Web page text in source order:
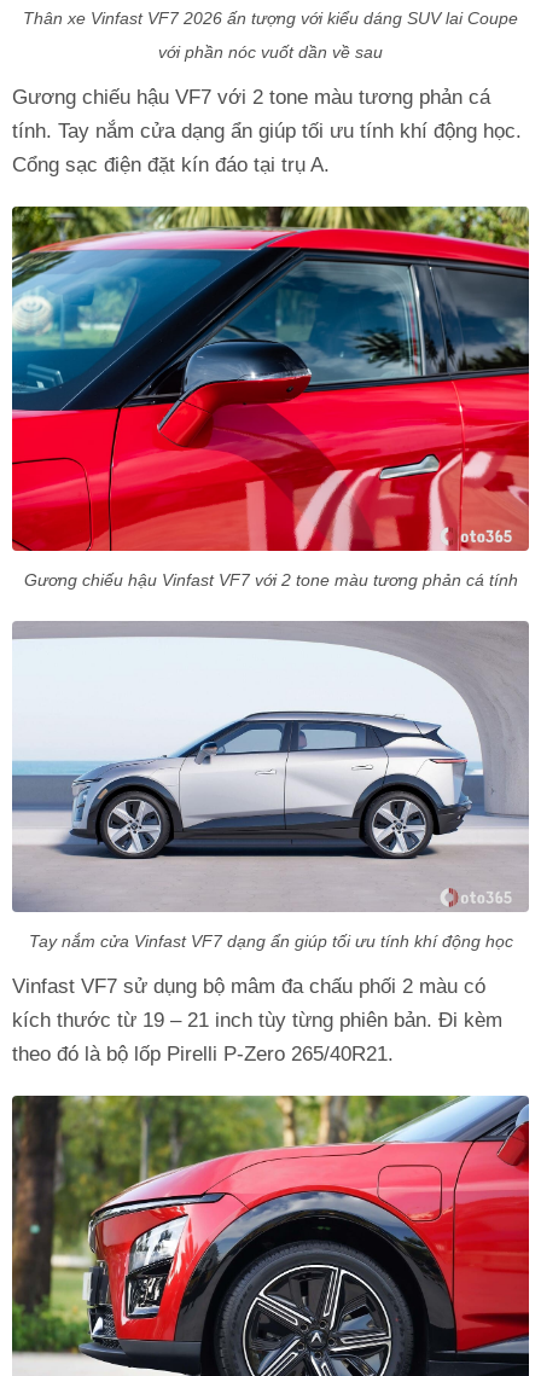
Thân xe Vinfast VF7 2026 ấn tượng với kiểu dáng SUV lai Coupe
với phần nóc vuốt dần về sau
Gương chiếu hậu VF7 với 2 tone màu tương phản cá
tính. Tay nắm cửa dạng ẩn giúp tối ưu tính khí động học.
Cổng sạc điện đặt kín đáo tại trụ A.
Gương chiếu hậu Vinfast VF7 với 2 tone màu tương phản cá tính
Tay nắm cửa Vinfast VF7 dạng ẩn giúp tối ưu tính khí động học
Vinfast VF7 sử dụng bộ mâm đa chấu phối 2 màu có
kích thước từ 19 – 21 inch tùy từng phiên bản. Đi kèm
theo đó là bộ lốp Pirelli P-Zero 265/40R21.